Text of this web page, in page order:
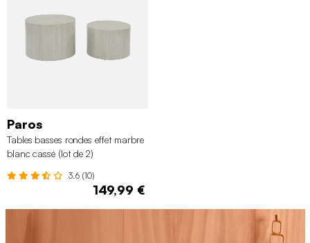
Paros
Tables basses rondes effet marbre
blanc cassé (lot de 2)
3.6 (10)
149,99 €